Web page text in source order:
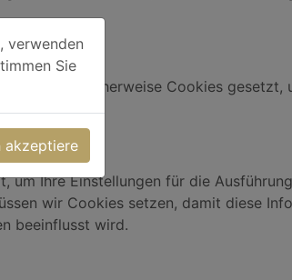
möglicherweise Cookies gesetzt,
um Ihre Einstellungen für die
wir Cookies setzen, damit diese
beeinflusst wird.
verwenden
Sie
akzeptiere